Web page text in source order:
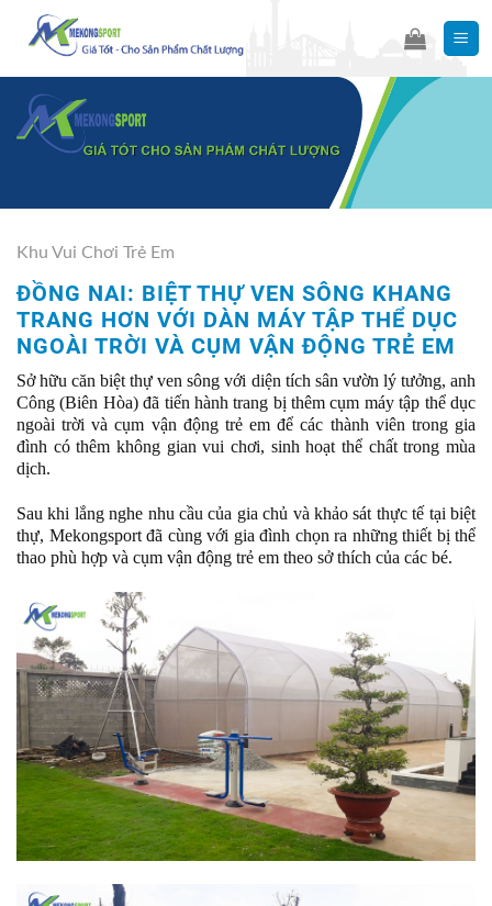
content
Khu Vui Chơi Trẻ Em
ĐỒNG NAI: BIỆT THỰ VEN SÔNG KHANG
TRANG HƠN VỚI DÀN MÁY TẬP THỂ DỤC
NGOÀI TRỜI VÀ CỤM VẬN ĐỘNG TRẺ EM
Sở hữu căn biệt thự ven sông với diện tích sân vườn lý tưởng, anh
Công (Biên Hòa) đã tiến hành trang bị thêm cụm máy tập thể dục
ngoài trời và cụm vận động trẻ em để các thành viên trong gia
đình có thêm không gian vui chơi, sinh hoạt thể chất trong mùa
dịch.
Sau khi lắng nghe nhu cầu của gia chủ và khảo sát thực tế tại biệt
thự, Mekongsport đã cùng với gia đình chọn ra những thiết bị thể
thao phù hợp và cụm vận động trẻ em theo sở thích của các bé.